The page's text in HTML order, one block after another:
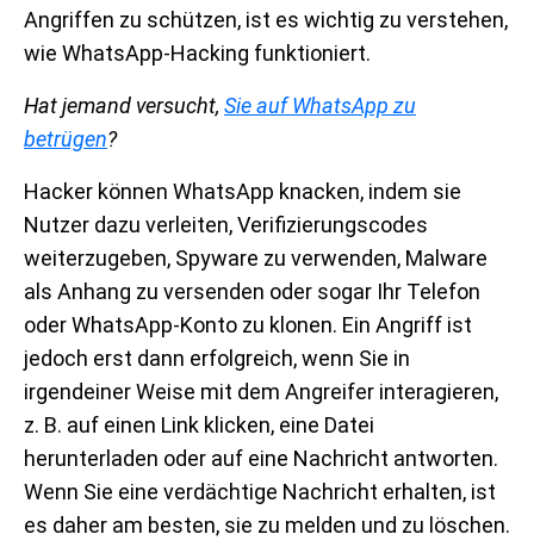
Angriffen zu schützen, ist es wichtig zu verstehen,
wie WhatsApp-Hacking funktioniert.
Hat jemand versucht, Sie auf WhatsApp zu
betrügen?
Hacker können WhatsApp knacken, indem sie
Nutzer dazu verleiten, Verifizierungscodes
weiterzugeben, Spyware zu verwenden, Malware
als Anhang zu versenden oder sogar Ihr Telefon
oder WhatsApp-Konto zu klonen. Ein Angriff ist
jedoch erst dann erfolgreich, wenn Sie in
irgendeiner Weise mit dem Angreifer interagieren,
z. B. auf einen Link klicken, eine Datei
herunterladen oder auf eine Nachricht antworten.
Wenn Sie eine verdächtige Nachricht erhalten, ist
es daher am besten, sie zu melden und zu löschen.